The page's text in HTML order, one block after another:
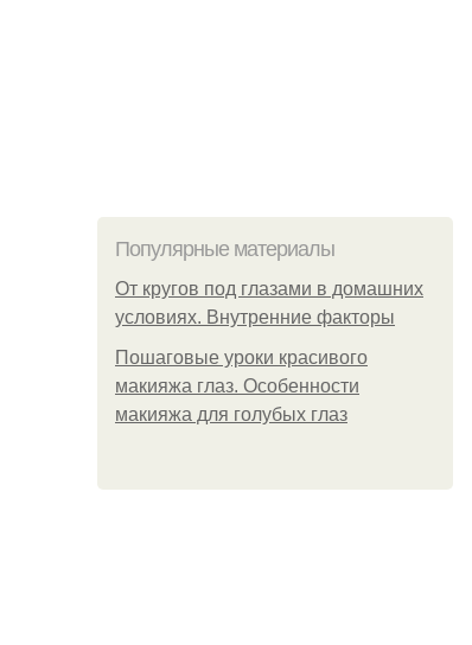
Популярные материалы
От кругов под глазами в домашних
условиях. Внутренние факторы
Пошаговые уроки красивого
макияжа глаз. Особенности
макияжа для голубых глаз